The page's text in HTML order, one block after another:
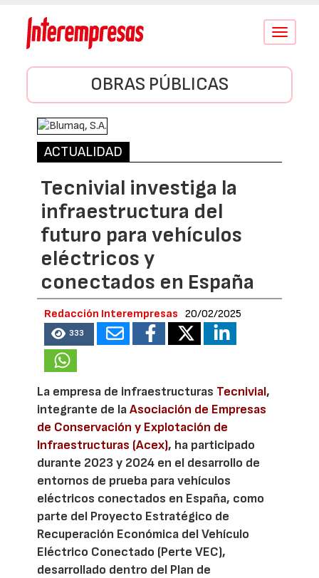
Conmutar
OBRAS PÚBLICAS
ACTUALIDAD
Tecnivial investiga la
infraestructura del
futuro para vehículos
eléctricos y
conectados en España
Redacción Interempresas 20/02/2025
333
La empresa de infraestructuras Tecnivial,
integrante de laAsociación de Empresas
de Conservación y Explotación de
Infraestructuras (Acex), ha participado
durante 2023 y 2024 en el desarrollo de
entornos de prueba para vehículos
eléctricos conectados en España, como
parte del Proyecto Estratégico de
Recuperación Económica del Vehículo
Eléctrico Conectado (Perte VEC),
desarrollado dentro del Plan de